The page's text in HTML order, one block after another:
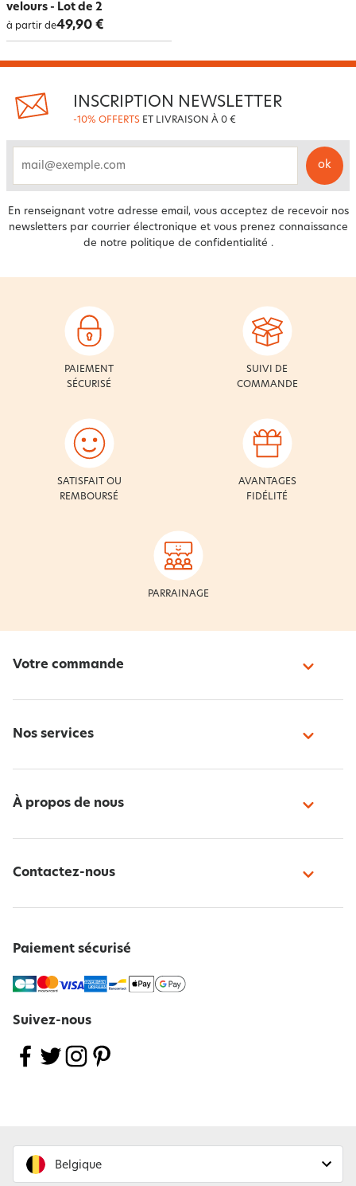
velours - Lot de 2
à partir de49,90 €
INSCRIPTION NEWSLETTER
-10% OFFERTS ET LIVRAISON À 0 €
ok
En renseignant votre adresse email, vous acceptez de recevoir nos
newsletters par courrier électronique et vous prenez connaissance
de notre politique de confidentialité .
PAIEMENT
SÉCURISÉ
SUIVI DE
COMMANDE
SATISFAIT OU
REMBOURSÉ
AVANTAGES
FIDÉLITÉ
PARRAINAGE
Votre commande
Nos services
À propos de nous
Contactez-nous
Paiement sécurisé
Suivez-nous
Belgique